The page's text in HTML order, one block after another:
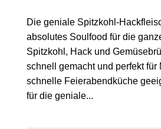
Die geniale Spitzkohl-
absolutes Soulfood für die
Spitzkohl, Hack und
schnell gemacht und perfekt für
schnelle Feierabendküche
für die geniale...